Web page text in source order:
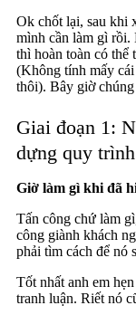
Ok chốt lại, sau khi
mình cần làm gì rồi.
thì hoàn toàn có thể
(Không tính mấy
thôi). Bây giờ
Giai đoạn 1:
dựng quy trình
Giờ làm gì khi đã
Tấn công chứ làm
công giành khách
phải tìm cách để nó
Tốt nhất anh em
tranh luận. Riết nó